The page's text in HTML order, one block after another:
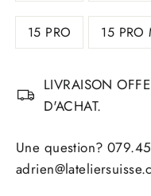
15 PRO 15 PRO
LIVRAISON
D'ACHAT.
Une question?